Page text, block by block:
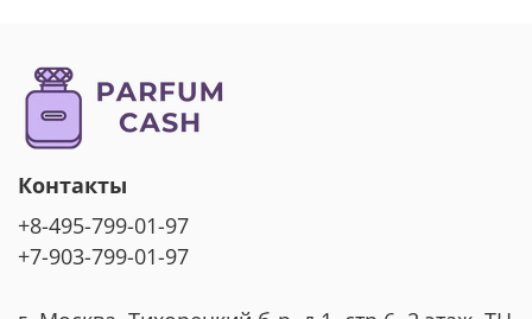
Контакты
+8-495-799-01-97
+7-903-799-01-97